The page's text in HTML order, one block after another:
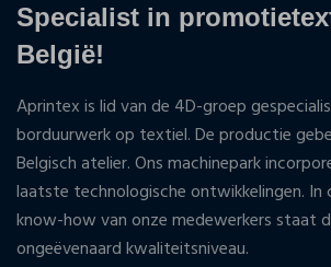
Specialist in
België!
Aprintex is lid van de 4D-groep
borduurwerk op textiel. De productie
Belgisch atelier. Ons machinepark
laatste technologische ontwikkelingen.
know-how van onze medewerkers staat
ongeëvenaard kwaliteitsniveau.